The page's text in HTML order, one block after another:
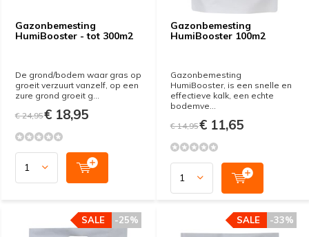
Gazonbemesting
HumiBooster - tot 300m2
De grond/bodem waar gras op
groeit verzuurt vanzelf, op een
zure grond groeit g...
€ 24,95€ 18,95
Gazonbemesting
HumiBooster 100m2
Gazonbemesting
HumiBooster, is een snelle en
effectieve kalk, een echte
bodemve...
€ 14,95€ 11,65
-25%
SALE -33%
SALE